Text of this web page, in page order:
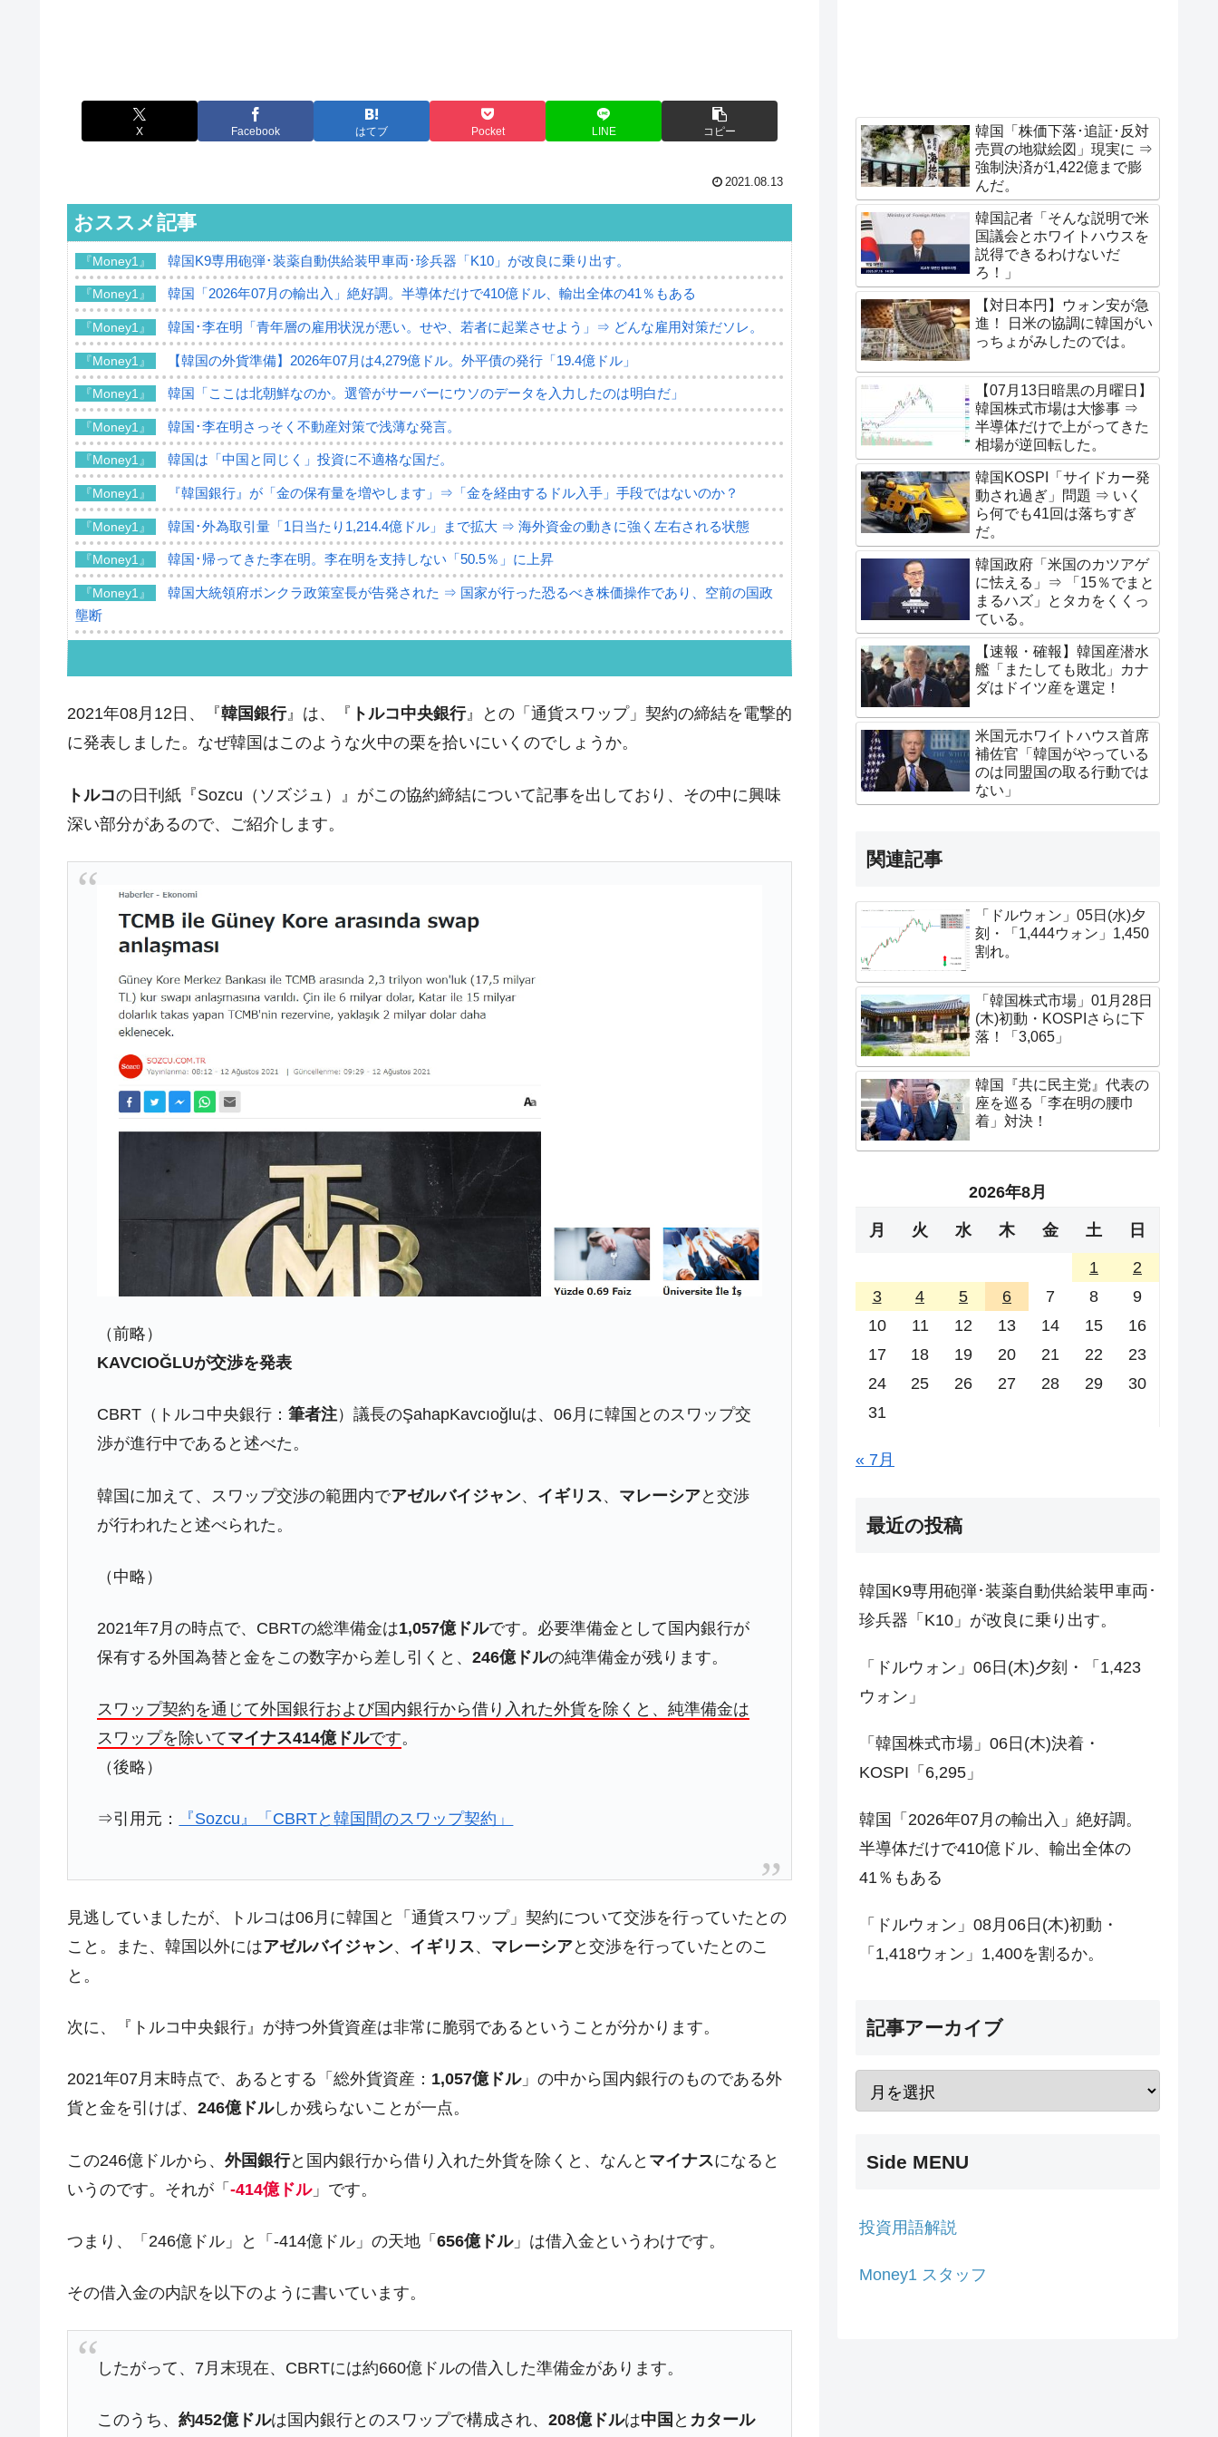
X Facebook はてブ Pocket LINE コピー
2021.08.13
おススメ記事
『Money1』 韓国K9専用砲弾･装薬自動供給装甲車両･珍兵器「K10」が改良に乗り出す。
『Money1』 韓国「2026年07月の輸出入」絶好調。半導体だけで410億ドル、輸出全体の41％もある
『Money1』 韓国･李在明「青年層の雇用状況が悪い。せや、若者に起業させよう」⇒ どんな雇用対策だソレ。
『Money1』 【韓国の外貨準備】2026年07月は4,279億ドル。外平債の発行「19.4億ドル」
『Money1』 韓国「ここは北朝鮮なのか。選管がサーバーにウソのデータを入力したのは明白だ」
『Money1』 韓国･李在明さっそく不動産対策で浅薄な発言。
『Money1』 韓国は「中国と同じく」投資に不適格な国だ。
『Money1』 『韓国銀行』が「金の保有量を増やします」⇒「金を経由するドル入手」手段ではないのか？
『Money1』 韓国･外為取引量「1日当たり1,214.4億ドル」まで拡大 ⇒ 海外資金の動きに強く左右される状態
『Money1』 韓国･帰ってきた李在明。李在明を支持しない「50.5％」に上昇
『Money1』
韓国大統領府ボンクラ政策室長が告発された ⇒ 国家が行った恐るべき株価操作であり、空前の国政
壟断
中国だけが鉄鋼輸出を異常増加させる ⇒ 中国の過剰生産が世界を蝕む。
『Money1』 韓国製造業「半導体絶好調」のウラで他業種は全般的「不調」⇒ PSIが示す現況は決して良くない。
『Money1』 【米韓激突案件】韓国消費者院が『クーパン』1人当たり賠償10万ウォンを認定 ⇒ 総額3兆7,000億
『Money1』 韓国型イージス搭載の次世代駆逐艦「KDDX」1番艦、2032年竣工と公示
『Money1』
1.9倍！
『Money1』
在韓米国大使スティールが着韓！⇒ さっそく空港に詰めかけ「出て行け！」「極右勢力」のプラカー
ドを掲げる「在韓反米勢力」
『Money1』 韓国政府「2035年までに18.4GW規模のAIデータセンター整備」⇒ だから無理だってば。
『Money1』 JPモルガン「韓国レバレッジETFの清算はほぼ終わった」
『Money1』 韓国『国民年金公団』株価暴落で200兆蒸発。
『Money1』 韓国政府「ニセＫ-ブランドを通報しようキャンペーン」⇒ あの名物教授も登場！
韓国鉄鋼最大手『POSCO』ズブズブ沈む。営業利益80.2％も減少
米国下院「韓国の公務員個人をターゲットにぶん殴る法案」提出！⇒ クーパン問題は合衆国企業に対
韓国ボンクラ政策室長･金容範、株価暴落に他人事のような発言。
韓国半導体『SKハイニックス』2026年2Qの業績「史上最高益」当期純利益は前年同期比13.4倍に。
『Money1』
発動！
IT産業は人を雇用する効果は低い。全産業の半分未満しか雇用を生まない
『Money1』 韓国「株式市場が賭博場のように変質したのは政界の責任だ」
『Money1』 韓国化学企業最大手『ロッテケミカル』純借入金が約8兆。信用格付け「ネガティブ」にダウン
『Money1』 韓国株式市場･暗黒の火曜日。サーキットブレイカーも発動！ 半導体2銘柄の暴落
Fact1 日本の誇る海洋資源調査船『白嶺』は先進技術の塊！
Fact1 今話題の「楽天ライオンズ」とは？
Fact1 奇跡の毛色「白毛馬」とは？
Fact1 全て勝つといくら？ 競馬GI競走で勝利騎手がもらえる賞金とは？
Fact1 平成仮面ライダーの意外すぎるモチーフとは？
Fact1 発表から2日で大崩壊、鳴かず飛ばずに終わりそうなスーパーリーグとは？
2021年08月12日、『韓国銀行』は、『 トルコ中央銀行』との「通貨スワップ」契約の締結を電撃的
に発表しました。なぜ韓国はこのような火中の栗を拾いにいくのでしょうか。
トルコの日刊紙『Sozcu（ソズジュ）』がこの協約締結について記事を出しており、その中に興味
深い部分があるので、ご紹介します。
（前略）
KAVCIOĞLUが交渉を発表
CBRT（トルコ中央銀行：筆者注）議長のŞahapKavcıoğluは、06月に韓国とのスワップ交
渉が進行中であると述べた。
韓国に加えて、スワップ交渉の範囲内でアゼルバイジャン、 イギリス、 マレーシアと交渉
が行われたと述べられた。
（中略）
2021年7月の時点で、CBRTの総準備金は1,057億ドルです。必要準備金として国内銀行が
保有する外国為替と金をこの数字から差し引くと、246億ドルの純準備金が残ります。
スワップ契約を通じて外国銀行および国内銀行から借り入れた外貨を除くと、純準備金は
スワップを除いてマイナス414億ドルです。
（後略）
⇒引用元： 『Sozcu』「CBRTと韓国間のスワップ契約」
見逃していましたが、トルコは06月に韓国と「通貨スワップ」契約について交渉を行っていたとの
こと。また、韓国以外にはアゼルバイジャン、 イギリス、 マレーシアと交渉を行っていたとのこ
と。
次に、『トルコ中央銀行』が持つ外貨資産は非常に脆弱であるということが分かります。
2021年07月末時点で、あるとする「総外貨資産： 1,057億ドル」の中から国内銀行のものである外
貨と金を引けば、 246億ドルしか残らないことが一点。
この246億ドルから、 外国銀行と国内銀行から借り入れた外貨を除くと、なんと マイナスになると
いうのです。それが「 -414億ドル」です。
つまり、「246億ドル」と「-414億ドル」の天地「 656億ドル」は借入金というわけです。
その借入金の内訳を以下のように書いています。
したがって、7月末現在、CBRTには約660億ドルの借入した準備金があります。
このうち、約452億ドルは国内銀行とのスワップで構成され、208億ドルは中国 と カタール
韓国「株価下落･追証･反対
売買の地獄絵図」現実に ⇒
強制決済が1,422億まで膨
んだ。
韓国記者「そんな説明で米
国議会とホワイトハウスを
説得できるわけないだ
ろ！」
【対日本円】ウォン安が急
進！ 日米の協調に韓国がい
っちょがみしたのでは。
【07月13日暗黒の月曜日】
韓国株式市場は大惨事 ⇒
半導体だけで上がってきた
相場が逆回転した。
韓国KOSPI「サイドカー発
動され過ぎ」問題 ⇒ いく
ら何でも41回は落ちすぎ
だ。
韓国政府「米国のカツアゲ
に怯える」⇒ 「15％でまと
まるハズ」とタカをくくっ
ている。
【速報・確報】韓国産潜水
艦「またしても敗北」カナ
ダはドイツ産を選定！
米国元ホワイトハウス首席
補佐官「韓国がやっている
のは同盟国の取る行動では
ない」
関連記事
「ドルウォン」05日(水)夕
刻・「1,444ウォン」1,450
割れ。
「韓国株式市場」01月28日
(木)初動・KOSPIさらに下
落！「3,065」
韓国『共に民主党』代表の
座を巡る「李在明の腰巾
着」対決！
2026年8月
月 火 水 木 金 土 日
1
2
3
4 5 6 7 8
9
10
11 12 13 14 15
16
17
18 19 20 21 22
23
24
25 26 27 28 29
30
31
« 7月
最近の投稿
韓国K9専用砲弾･装薬自動供給装甲車両･
珍兵器「K10」が改良に乗り出す。
「ドルウォン」06日(木)夕刻・「1,423
ウォン」
「韓国株式市場」06日(木)決着・
KOSPI「6,295」
韓国「2026年07月の輸出入」絶好調。
半導体だけで410億ドル、輸出全体の
41％もある
「ドルウォン」08月06日(木)初動・
「1,418ウォン」1,400を割るか。
記事アーカイブ
Side MENU
投資用語解説
Money1 スタッフ